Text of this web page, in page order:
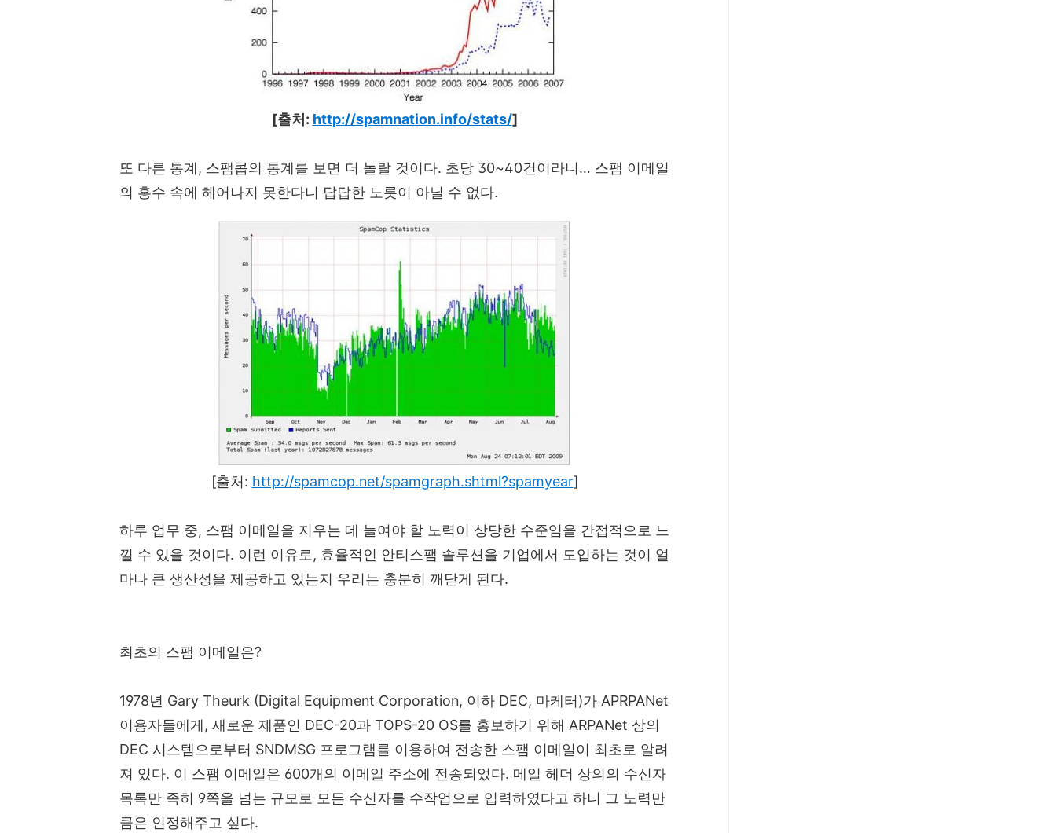
[출처: http://spamnation.info/stats/]
또 다른 통계, 스팸콥의 통계를 보면 더 놀랄 것이다. 초당 30~40건이라니… 스팸 이메일
의 홍수 속에 헤어나지 못한다니 답답한 노릇이 아닐 수 없다.
[출처: http://spamcop.net/spamgraph.shtml?spamyear]
하루 업무 중, 스팸 이메일을 지우는 데 늘여야 할 노력이 상당한 수준임을 간접적으로 느
낄 수 있을 것이다. 이런 이유로, 효율적인 안티스팸 솔루션을 기업에서 도입하는 것이 얼
마나 큰 생산성을 제공하고 있는지 우리는 충분히 깨닫게 된다.
최초의 스팸 이메일은?
1978년 Gary Theurk (Digital Equipment Corporation, 이하 DEC, 마케터)가 APRPANet
이용자들에게, 새로운 제품인 DEC-20과 TOPS-20 OS를 홍보하기 위해 ARPANet 상의
DEC 시스템으로부터 SNDMSG 프로그램를 이용하여 전송한 스팸 이메일이 최초로 알려
져 있다. 이 스팸 이메일은 600개의 이메일 주소에 전송되었다. 메일 헤더 상의의 수신자
목록만 족히 9쪽을 넘는 규모로 모든 수신자를 수작업으로 입력하였다고 하니 그 노력만
큼은 인정해주고 싶다.